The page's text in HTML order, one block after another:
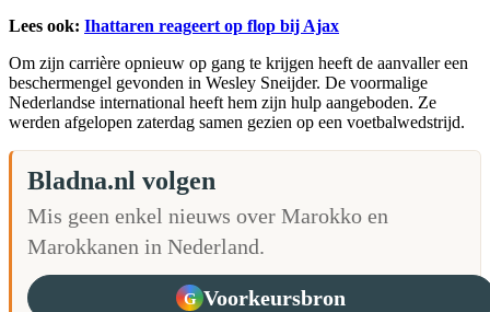
Lees ook: Ihattaren reageert op flop bij Ajax
Om zijn carrière opnieuw op gang te krijgen heeft de aanvaller een
beschermengel gevonden in Wesley Sneijder. De voormalige
Nederlandse international heeft hem zijn hulp aangeboden. Ze
werden afgelopen zaterdag samen gezien op een voetbalwedstrijd.
Bladna.nl volgen
Mis geen enkel nieuws over Marokko en
Marokkanen in Nederland.
G Voorkeursbron